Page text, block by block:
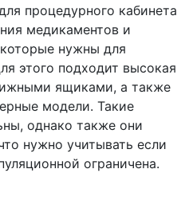
процедурного кабинета
медикаментов и
нужны для
этого подходит высокая
ящиками, а также
модели. Такие
однако также они
нужно учитывать если
ограничена.